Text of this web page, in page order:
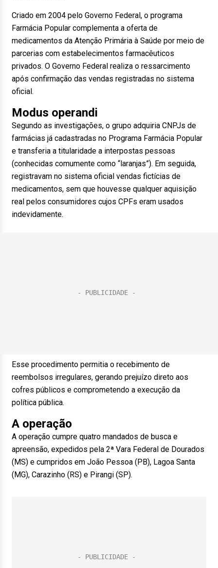
Criado em 2004 pelo Governo Federal, o programa
Farmácia Popular complementa a oferta de
medicamentos da Atenção Primária à Saúde por meio de
parcerias com estabelecimentos farmacêuticos
privados. O Governo Federal realiza o ressarcimento
após confirmação das vendas registradas no sistema
oficial.
Modus operandi
Segundo as investigações, o grupo adquiria CNPJs de
farmácias já cadastradas no Programa Farmácia Popular
e transferia a titularidade a interpostas pessoas
(conhecidas comumente como “laranjas”). Em seguida,
registravam no sistema oficial vendas fictícias de
medicamentos, sem que houvesse qualquer aquisição
real pelos consumidores cujos CPFs eram usados
indevidamente.
Esse procedimento permitia o recebimento de
reembolsos irregulares, gerando prejuízo direto aos
cofres públicos e comprometendo a execução da
política pública.
A operação
A operação cumpre quatro mandados de busca e
apreensão, expedidos pela 2ª Vara Federal de Dourados
(MS) e cumpridos em João Pessoa (PB), Lagoa Santa
(MG), Carazinho (RS) e Pirangi (SP).